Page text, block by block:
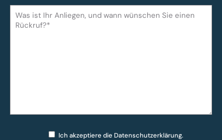
Ich akzeptiere die Datenschutzerklärung.